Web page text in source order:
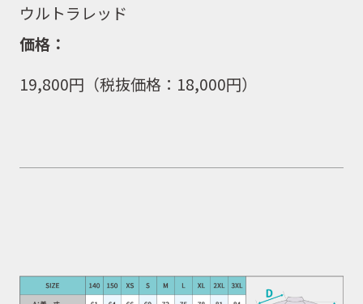
ウルトラレッド
価格：
19,800円（税抜価格： 18,000円）